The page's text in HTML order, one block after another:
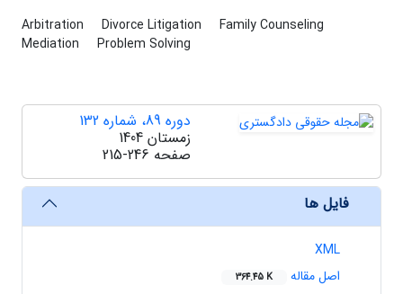
Arbitration Divorce Litigation
Family Counseling
Mediation
Problem Solving
دوره 89، شماره 132
زمستان 1404
صفحه 215-246
فایل ها
XML
اصل مقاله
364.45 K